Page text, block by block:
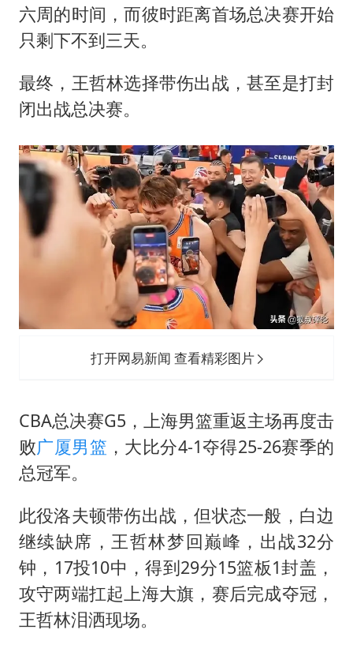
六周的时间，而彼时距离首场总决赛开始
只剩下不到三天。
最终，王哲林选择带伤出战，甚至是打封
闭出战总决赛。
打开网易新闻 查看精彩图片
CBA总决赛G5，上海男篮重返主场再度击
败广厦男篮 ，大比分4-1夺得25-26赛季的
总冠军。
此役洛夫顿带伤出战，但状态一般，白边
继续缺席，王哲林梦回巅峰，出战32分
钟，17投10中，得到29分15篮板1封盖，
攻守两端扛起上海大旗，赛后完成夺冠，
王哲林泪洒现场。